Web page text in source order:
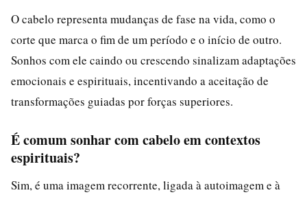
O cabelo representa mudanças de fase na vida, como o
corte que marca o fim de um período e o início de outro.
Sonhos com ele caindo ou crescendo sinalizam adaptações
emocionais e espirituais, incentivando a aceitação de
transformações guiadas por forças superiores.
É comum sonhar com cabelo em contextos
espirituais?
Sim, é uma imagem recorrente, ligada à autoimagem e à